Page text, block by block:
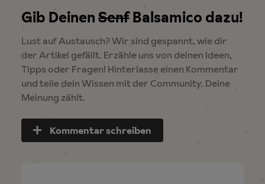
Gib DeinenSenfBalsamico dazu!
Lust auf Austausch? Wir sind gespannt, wie dir
der Artikel gefällt. Erzähle uns von deinen Ideen,
Tipps oder Fragen! Hinterlasse einen Kommentar
und teile dein Wissen mit der Community. Deine
Meinung zählt.
Kommentar schreiben